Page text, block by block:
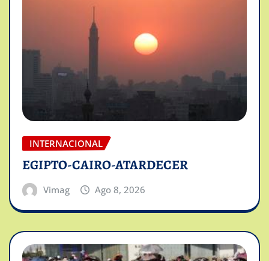
INTERNACIONAL
EGIPTO-CAIRO-ATARDECER
Vimag Ago 8, 2026